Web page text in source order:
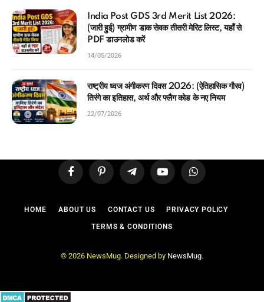
India Post GDS 3rd Merit List 2026:
(जारी हुई) ग्रामीण डाक सेवक तीसरी मेरिट लिस्ट, यहाँ से
PDF डाउनलोड करें
14/05/2026
राष्ट्रीय ध्वज अंगीकरण दिवस 2026: (ऐतिहासिक गौरव)
तिरंगे का इतिहास, अर्थ और फ्लैग कोड के नए नियम
22/07/2026
FacebookPinterest TelegramYouTubeWhatsApp
HOME ABOUT US CONTACT US PRIVACY POLICY
TERMS & CONDITIONS
© 2026 NewsMug. Designed by NewsMug.